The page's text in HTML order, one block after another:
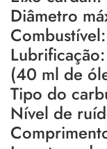
Diâmetro
(40 ml de
Tipo do
Nível de